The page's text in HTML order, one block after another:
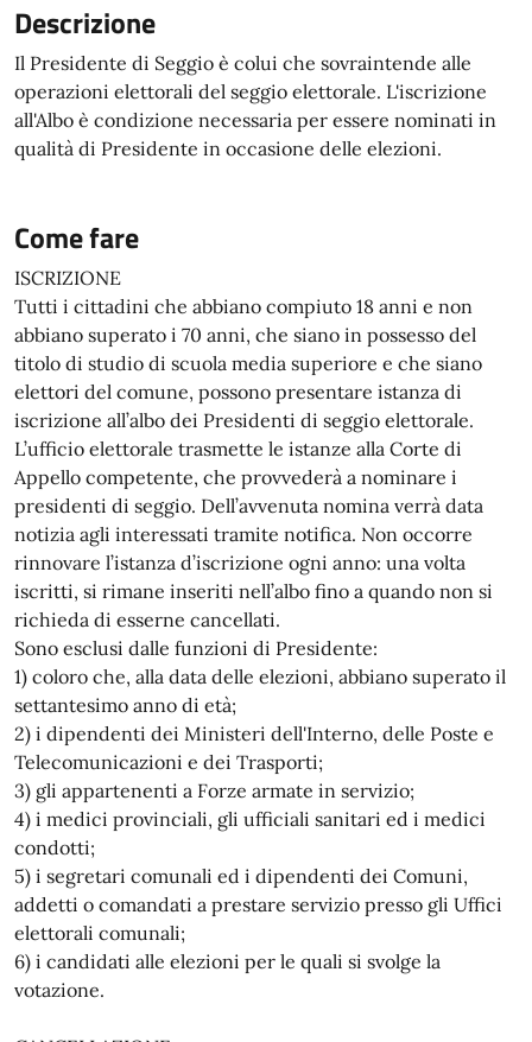
Descrizione
Il Presidente di Seggio è colui che sovraintende alle
operazioni elettorali del seggio elettorale. L'iscrizione
all'Albo è condizione necessaria per essere nominati in
qualità di Presidente in occasione delle elezioni.
Come fare
ISCRIZIONE
Tutti i cittadini che abbiano compiuto 18 anni e non
abbiano superato i 70 anni, che siano in possesso del
titolo di studio di scuola media superiore e che siano
elettori del comune, possono presentare istanza di
iscrizione all’albo dei Presidenti di seggio elettorale.
L’ufficio elettorale trasmette le istanze alla Corte di
Appello competente, che provvederà a nominare i
presidenti di seggio. Dell’avvenuta nomina verrà data
notizia agli interessati tramite notifica. Non occorre
rinnovare l’istanza d’iscrizione ogni anno: una volta
iscritti, si rimane inseriti nell’albo fino a quando non si
richieda di esserne cancellati.
Sono esclusi dalle funzioni di Presidente:
1) coloro che, alla data delle elezioni, abbiano superato il
settantesimo anno di età;
2) i dipendenti dei Ministeri dell'Interno, delle Poste e
Telecomunicazioni e dei Trasporti;
3) gli appartenenti a Forze armate in servizio;
4) i medici provinciali, gli ufficiali sanitari ed i medici
condotti;
5) i segretari comunali ed i dipendenti dei Comuni,
addetti o comandati a prestare servizio presso gli Uffici
elettorali comunali;
6) i candidati alle elezioni per le quali si svolge la
votazione.